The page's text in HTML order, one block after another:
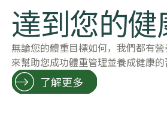
達到您的
無論您的體重目標如何，我們都有
來幫助您成功體重管理並養成健康的
了解更多